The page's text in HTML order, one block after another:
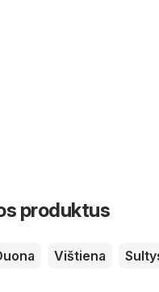
produktus
Vištiena